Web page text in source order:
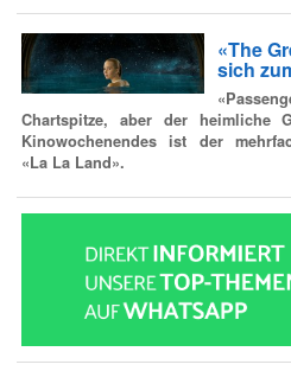
«The
sich
Chartspitze, aber der heimliche
Kinowochenendes ist der
«La La Land».